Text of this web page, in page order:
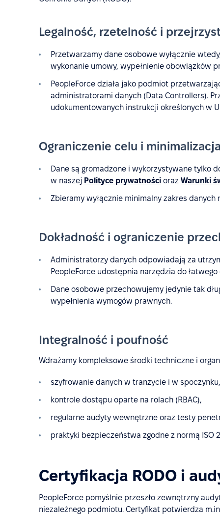
Legalność, rzetelność i
Przetwarzamy dane osobowe wyłącznie
wykonanie umowy, wypełnienie obowiązków
PeopleForce działa jako podmiot
administratorami danych (Data Controllers).
udokumentowanych instrukcji określonych w
Ograniczenie celu i
Dane są gromadzone i wykorzystywane tylko
w naszej Polityce prywatności oraz Warunki
Zbieramy wyłącznie minimalny zakres danych
Dokładność i ograniczenie
Administratorzy danych odpowiadają za
PeopleForce udostępnia narzędzia do
Dane osobowe przechowujemy jedynie tak
wypełnienia wymogów prawnych.
Integralność i poufność
Wdrażamy kompleksowe środki techniczne i
szyfrowanie danych w tranzycie i w spoczynku,
kontrole dostępu oparte na rolach (RBAC),
regularne audyty wewnętrzne oraz testy
praktyki bezpieczeństwa zgodne z normą ISO
Certyfikacja RODO i
PeopleForce pomyślnie przeszło zewnętrzny
niezależnego podmiotu. Certyfikat potwierdza